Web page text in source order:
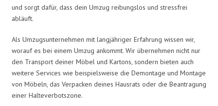
und sorgt dafür, dass dein Umzug reibungslos und stressfrei
abläuft.
Als Umzugsunternehmen mit langjähriger Erfahrung wissen wir,
worauf es bei einem Umzug ankommt. Wir übernehmen nicht nur
den Transport deiner Möbel und Kartons, sondern bieten auch
weitere Services wie beispielsweise die Demontage und Montage
von Möbeln, das Verpacken deines Hausrats oder die Beantragung
einer Halteverbotszone.